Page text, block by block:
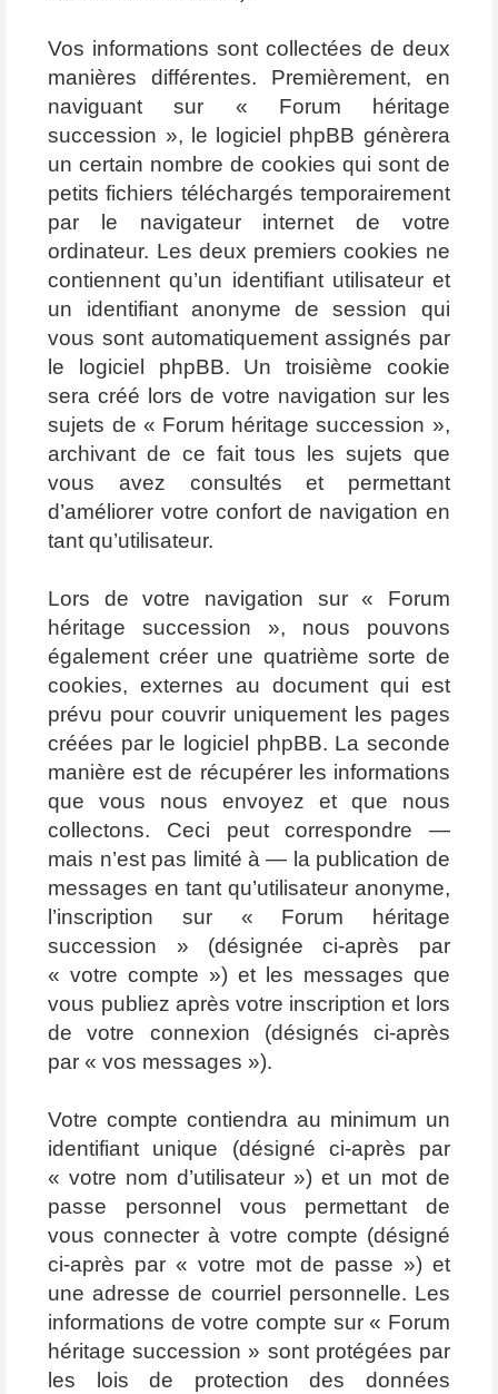
Vos informations sont collectées de deux
manières différentes. Premièrement, en
naviguant sur « Forum héritage
succession », le logiciel phpBB génèrera
un certain nombre de cookies qui sont de
petits fichiers téléchargés temporairement
par le navigateur internet de votre
ordinateur. Les deux premiers cookies ne
contiennent qu’un identifiant utilisateur et
un identifiant anonyme de session qui
vous sont automatiquement assignés par
le logiciel phpBB. Un troisième cookie
sera créé lors de votre navigation sur les
sujets de « Forum héritage succession »,
archivant de ce fait tous les sujets que
vous avez consultés et permettant
d’améliorer votre confort de navigation en
tant qu’utilisateur.
Lors de votre navigation sur « Forum
héritage succession », nous pouvons
également créer une quatrième sorte de
cookies, externes au document qui est
prévu pour couvrir uniquement les pages
créées par le logiciel phpBB. La seconde
manière est de récupérer les informations
que vous nous envoyez et que nous
collectons. Ceci peut correspondre —
mais n’est pas limité à — la publication de
messages en tant qu’utilisateur anonyme,
l’inscription sur « Forum héritage
succession » (désignée ci-après par
« votre compte ») et les messages que
vous publiez après votre inscription et lors
de votre connexion (désignés ci-après
par « vos messages »).
Votre compte contiendra au minimum un
identifiant unique (désigné ci-après par
« votre nom d’utilisateur ») et un mot de
passe personnel vous permettant de
vous connecter à votre compte (désigné
ci-après par « votre mot de passe ») et
une adresse de courriel personnelle. Les
informations de votre compte sur « Forum
héritage succession » sont protégées par
les lois de protection des données